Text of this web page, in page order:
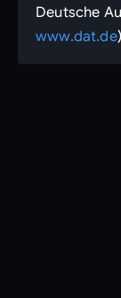
Deutsche
www.dat.de